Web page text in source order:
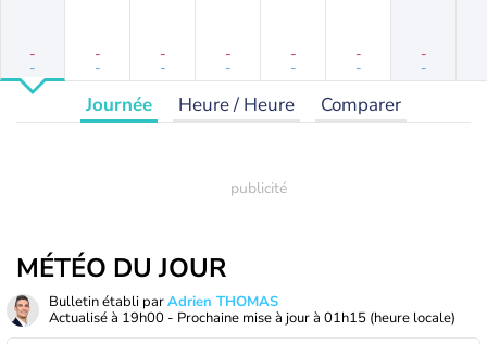
-
-
-
-
-
-
-
-
-
-
-
-
-
-
Journée Heure / Heure Comparer
MÉTÉO DU JOUR
Bulletin établi parAdrien THOMAS
Actualisé à 19h00 - Prochaine mise à jour à 01h15 (heure locale)